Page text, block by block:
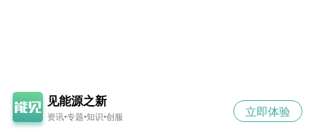
见能源之新
资讯•专题•知识•创服 立即体验